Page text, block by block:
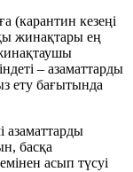
(карантин кезеңі
жинақтары ең
– азаматтарды
ету бағытында
азаматтарды
басқа
асып түсуі